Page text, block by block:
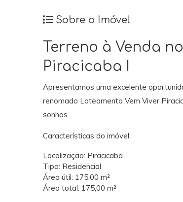
Sobre o Imóvel
Terreno à Venda
Piracicaba I
Apresentamos uma excelente
renomado Loteamento Vem Viver
sonhos.
Características do imóvel:
Localização: Piracicaba
Tipo: Residencial
Área útil: 175,00 m²
Área total: 175,00 m²